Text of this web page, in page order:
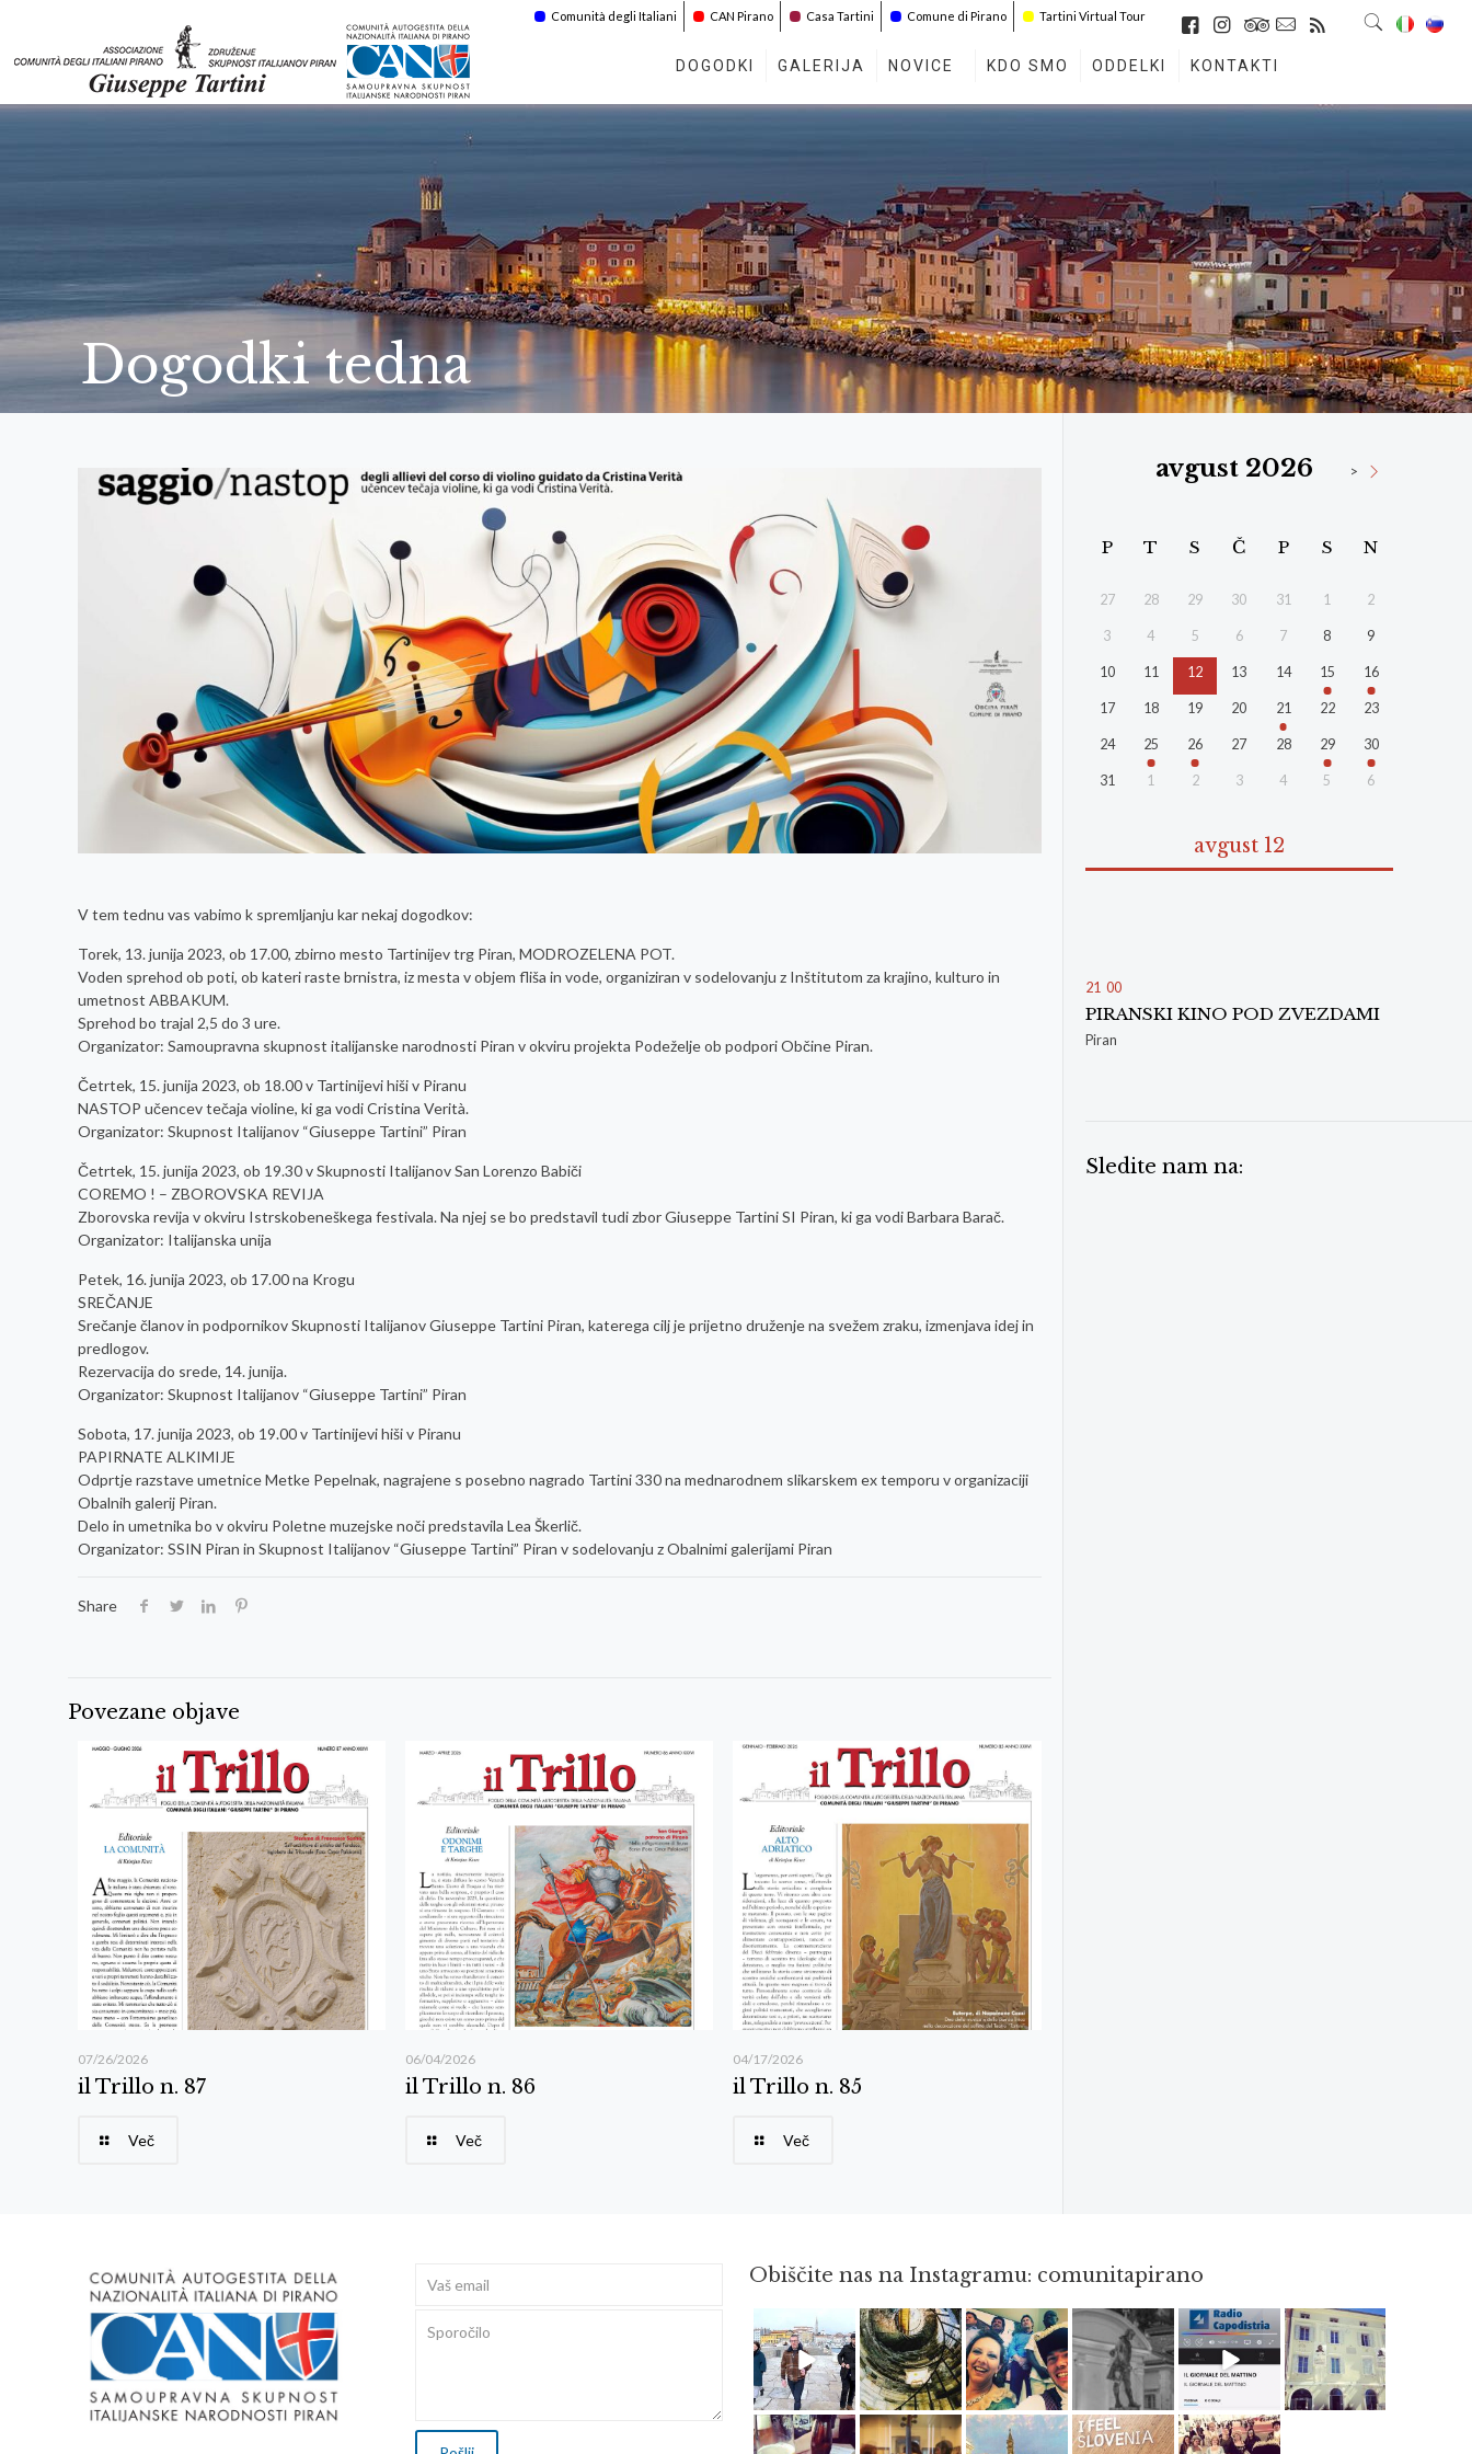
Comunità degli Italiani CAN Pirano Casa Tartini Comune di Pirano Tartini Virtual Tour
DOGODKI GALERIJA NOVICE KDO SMO ODDELKI KONTAKTI
Dogodki tedna
V tem tednu vas vabimo k spremljanju kar nekaj dogodkov:
Torek, 13. junija 2023, ob 17.00, zbirno mesto Tartinijev trg Piran, MODROZELENA POT.
Voden sprehod ob poti, ob kateri raste brnistra, iz mesta v objem fliša in vode, organiziran v sodelovanju z Inštitutom za krajino, kulturo in
umetnost ABBAKUM.
Sprehod bo trajal 2,5 do 3 ure.
Organizator: Samoupravna skupnost italijanske narodnosti Piran v okviru projekta Podeželje ob podpori Občine Piran.
Četrtek, 15. junija 2023, ob 18.00 v Tartinijevi hiši v Piranu
NASTOP učencev tečaja violine, ki ga vodi Cristina Verità.
Organizator: Skupnost Italijanov “Giuseppe Tartini” Piran
Četrtek, 15. junija 2023, ob 19.30 v Skupnosti Italijanov San Lorenzo Babiči
COREMO ! – ZBOROVSKA REVIJA
Zborovska revija v okviru Istrskobeneškega festivala. Na njej se bo predstavil tudi zbor Giuseppe Tartini SI Piran, ki ga vodi Barbara Barač.
Organizator: Italijanska unija
Petek, 16. junija 2023, ob 17.00 na Krogu
SREČANJE
Srečanje članov in podpornikov Skupnosti Italijanov Giuseppe Tartini Piran, katerega cilj je prijetno druženje na svežem zraku, izmenjava idej in
predlogov.
Rezervacija do srede, 14. junija.
Organizator: Skupnost Italijanov “Giuseppe Tartini” Piran
Sobota, 17. junija 2023, ob 19.00 v Tartinijevi hiši v Piranu
PAPIRNATE ALKIMIJE
Odprtje razstave umetnice Metke Pepelnak, nagrajene s posebno nagrado Tartini 330 na mednarodnem slikarskem ex temporu v organizaciji
Obalnih galerij Piran.
Delo in umetnika bo v okviru Poletne muzejske noči predstavila Lea Škerlič.
Organizator: SSIN Piran in Skupnost Italijanov “Giuseppe Tartini” Piran v sodelovanju z Obalnimi galerijami Piran
Share
Povezane objave
07/26/2026
il Trillo n. 87
Več
06/04/2026
il Trillo n. 86
Več
04/17/2026
il Trillo n. 85
Več
avgust 2026 >
P T S Č P S N
27 28 29 30 31 1 2
3 4 5 6 7 8 9
10 11 12 13 14 15 16
17 18 19 20 21 22 23
24 25 26 27 28 29 30
31 1 2 3 4 5 6
avgust 12
21 00
PIRANSKI KINO POD ZVEZDAMI
Piran
Sledite nam na:
Obiščite nas na Instagramu: comunitapirano
Feb 16 Avg 3 Maj 23 Apr 18 Dec 14 Apr 3